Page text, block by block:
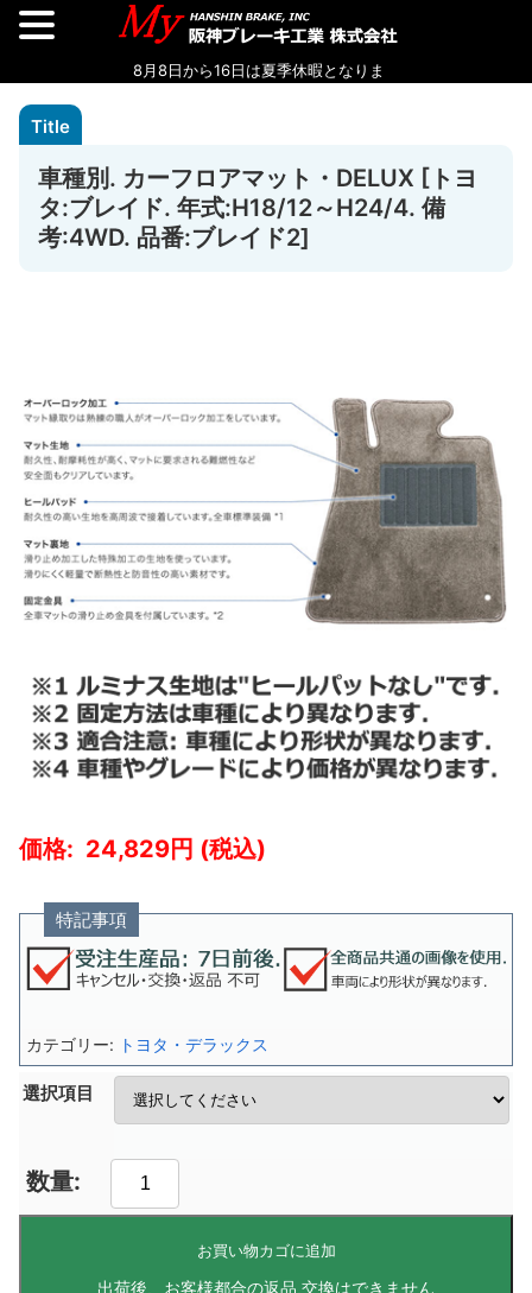
車種別. カーフロアマット・DELUX [トヨ
タ:ブレイド. 年式:H18/12～H24/4. 備
考:4WD. 品番:ブレイド2]
24,829
特記事項
選択項目
お買い物カゴに追加
カテゴリー: トヨタ・デラックス